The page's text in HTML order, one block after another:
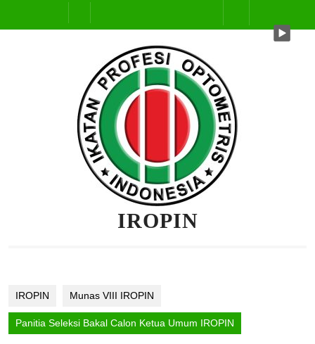
Open
Button
IROPIN
IROPIN Munas VIII IROPIN
Panitia Seleksi Bakal Calon Ketua Umum IROPIN